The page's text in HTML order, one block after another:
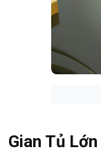
Gian Tủ Lớn